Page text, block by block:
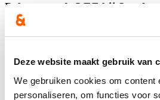
Deze website maakt gebruik van
We gebruiken cookies om content
personaliseren, om functies voor
Debat over de LEZ bij
Speakers Corner Gent.
Lees meer
Stijn op pad